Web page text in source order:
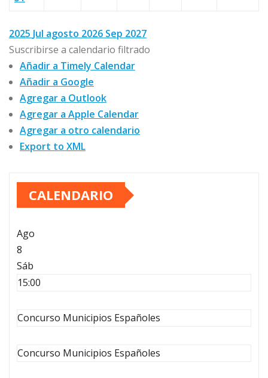
2025 Jul agosto 2026 Sep 2027
Suscribirse a calendario filtrado
Añadir a Timely Calendar
Añadir a Google
Agregar a Outlook
Agregar a Apple Calendar
Agregar a otro calendario
Export to XML
CALENDARIO
Ago
8
Sáb
15:00
Concurso Municipios Españoles
Concurso Municipios Españoles